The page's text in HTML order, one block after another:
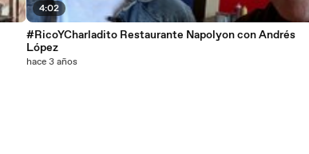
4:02
#RicoYCharladito Restaurante Napolyon con Andrés
López
hace 3 años